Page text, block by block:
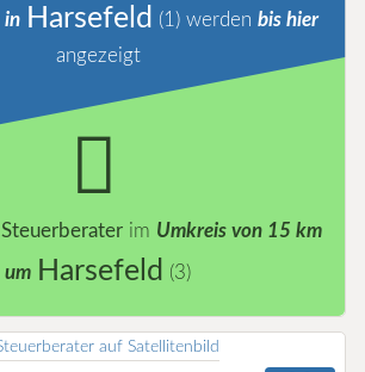
in Harsefeld (1) werden bis hier
angezeigt
Steuerberaterim Umkreis von 15 km
um Harsefeld (3)